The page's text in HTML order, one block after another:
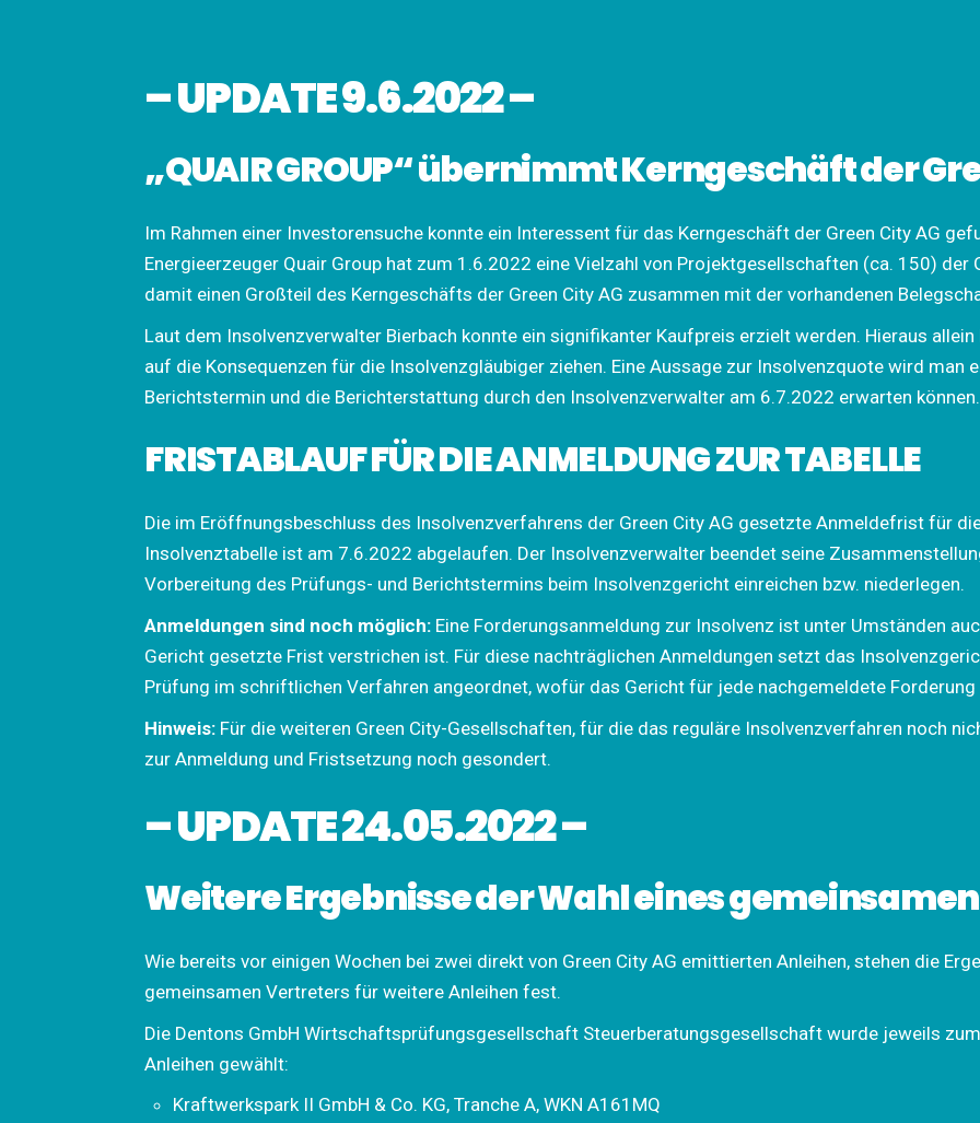
– UPDATE 9.6.2022 –
„QUAIR GROUP“ übernimmt Kerngeschäft der
Im Rahmen einer Investorensuche konnte ein Interessent für das Kerngeschäft der Green City AG
Energieerzeuger Quair Group hat zum 1.6.2022 eine Vielzahl von Projektgesellschaften (ca. 150) der
damit einen Großteil des Kerngeschäfts der Green City AG zusammen mit der vorhandenen
Laut dem Insolvenzverwalter Bierbach konnte ein signifikanter Kaufpreis erzielt werden. Hieraus
auf die Konsequenzen für die Insolvenzgläubiger ziehen. Eine Aussage zur Insolvenzquote wird man
Berichtstermin und die Berichterstattung durch den Insolvenzverwalter am 6.7.2022 erwarten können.
FRISTABLAUF FÜR DIE ANMELDUNG ZUR TABELLE
Die im Eröffnungsbeschluss des Insolvenzverfahrens der Green City AG gesetzte Anmeldefrist für
Insolvenztabelle ist am 7.6.2022 abgelaufen. Der Insolvenzverwalter beendet seine
Vorbereitung des Prüfungs- und Berichtstermins beim Insolvenzgericht einreichen bzw. niederlegen.
Anmeldungen sind noch möglich: Eine Forderungsanmeldung zur Insolvenz ist unter Umständen
Gericht gesetzte Frist verstrichen ist. Für diese nachträglichen Anmeldungen setzt das
Prüfung im schriftlichen Verfahren angeordnet, wofür das Gericht für jede nachgemeldete
Hinweis: Für die weiteren Green City-Gesellschaften, für die das reguläre Insolvenzverfahren noch
zur Anmeldung und Fristsetzung noch gesondert.
– UPDATE 24.05.2022 –
Weitere Ergebnisse der Wahl eines
Wie bereits vor einigen Wochen bei zwei direkt von Green City AG emittierten Anleihen, stehen die
gemeinsamen Vertreters für weitere Anleihen fest.
Die Dentons GmbH Wirtschaftsprüfungsgesellschaft Steuerberatungsgesellschaft wurde jeweils
Anleihen gewählt:
Kraftwerkspark II GmbH & Co. KG, Tranche A, WKN A161MQ